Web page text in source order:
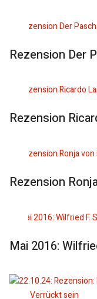
Rezension Der
Rezension
Rezension
Mai 2016: